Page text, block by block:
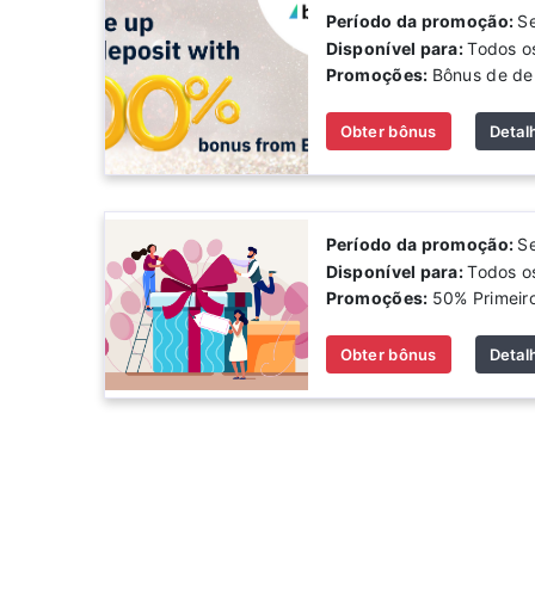
Período da promoção:
Disponível para:Todos
Promoções: Bônus de
Obter bônus
Período da promoção:
Disponível para:Todos
Promoções: 50%
Obter bônus